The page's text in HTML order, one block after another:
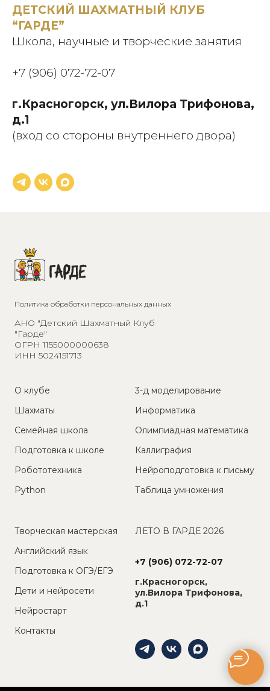
ДЕТСКИЙ ШАХМАТНЫЙ КЛУБ
“ГАРДЕ”
Школа, научные и творческие занятия
+7 (906) 072-72-07
г.Красногорск, ул.Вилора Трифонова,
д.1
(вход со стороны внутреннего двора)
Политика обработки персональных данных
АНО "Детский Шахматный Клуб
"Гарде"
ОГРН 1155000000638
ИНН 5024151713
О клубе
Шахматы
Семейная школа
Подготовка к школе
Робототехника
Python
3-д моделирование
Информатика
Олимпиадная математика
Каллиграфия
Нейроподготовка к письму
Таблица умножения
Творческая мастерская
Английский язык
Подготовка к ОГЭ/ЕГЭ
Дети и нейросети
Нейростарт
Контакты
ЛЕТО В ГАРДЕ 2026
+7 (906) 072-72-07
г.Красногорск,
ул.Вилора Трифонова,
д.1